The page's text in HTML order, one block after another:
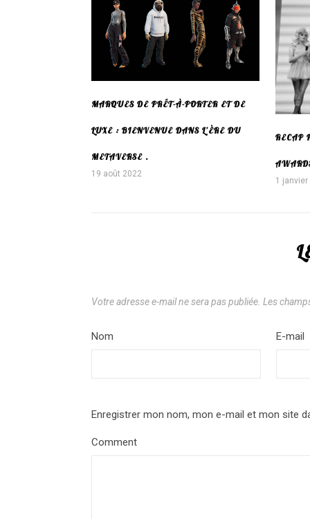
MARQUES DE PRÊT-À-PORTER ET DE
LUXE : BIENVENUE DANS L’ÈRE DU
METAVERSE .
19 août 2022
RECAP
1 janvier
Votre adresse e-mail ne sera pas publiée. Les
Nom E-mail
Enregistrer mon nom, mon e-mail et mon site
Comment